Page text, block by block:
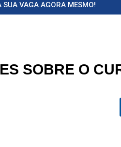
SUA VAGA AGORA MESMO!
SOBRE O